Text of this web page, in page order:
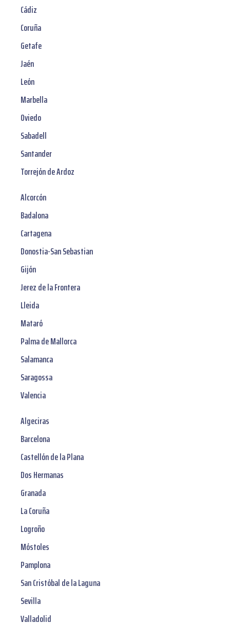
Cádiz
Coruña
Getafe
Jaén
León
Marbella
Oviedo
Sabadell
Santander
Torrejón de Ardoz
Alcorcón
Badalona
Cartagena
Donostia-San Sebastian
Gijón
Jerez de la Frontera
Lleida
Mataró
Palma de Mallorca
Salamanca
Saragossa
Valencia
Algeciras
Barcelona
Castellón de la Plana
Dos Hermanas
Granada
La Coruña
Logroño
Móstoles
Pamplona
San Cristóbal de la Laguna
Sevilla
Valladolid